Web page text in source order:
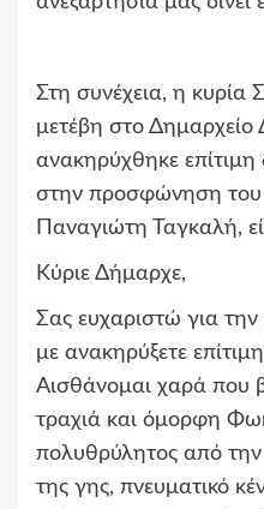
Στη συνέχεια, η κυρία
μετέβη στο
ανακηρύχθηκε
στην προσφώνηση
Παναγιώτη Ταγκαλή,
Κύριε Δήμαρχε,
Σας ευχαριστώ για
με ανακηρύξετε
Αισθάνομαι χαρά που
τραχιά και όμορφη
πολυθρύλητος από
της γης, πνευματικό